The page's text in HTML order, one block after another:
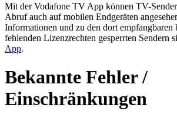
Mit der Vodafone TV App können TV-
Abruf auch auf mobilen Endgeräten
Informationen und zu den dort empfangbaren
fehlenden Lizenzrechten gesperrten Sendern
App.
Bekannte Fehler /
Einschränkungen